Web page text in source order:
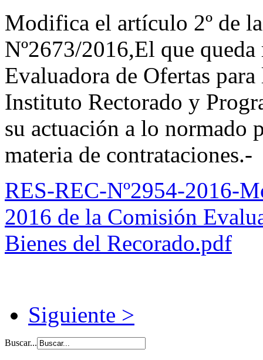
Modifica el artículo 2º de
Nº2673/2016,El que
Evaluadora de Ofertas
Instituto Rectorado y
su actuación a lo normado
materia de contrataciones.-
RES-REC-Nº2954-2016-
2016 de la Comisión
Bienes del Recorado.pdf
Siguiente >
Buscar...